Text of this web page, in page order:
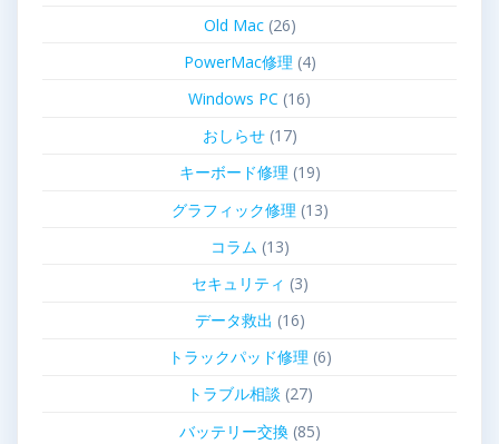
Old Mac(26)
PowerMac修理 (4)
Windows PC (16)
おしらせ(17)
キーボード修理 (19)
グラフィック修理 (13)
コラム (13)
セキュリティ (3)
データ救出 (16)
トラックパッド修理 (6)
トラブル相談 (27)
バッテリー交換(85)